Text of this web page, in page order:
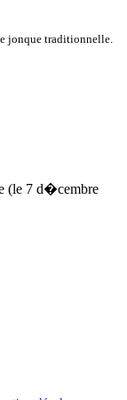
jonque traditionnelle.
(le 7 d�cembre